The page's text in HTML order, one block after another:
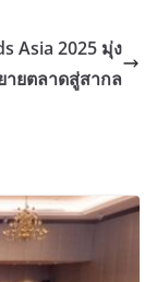
Asia 2025 มุ่ง
ายตลาดสู่สากล